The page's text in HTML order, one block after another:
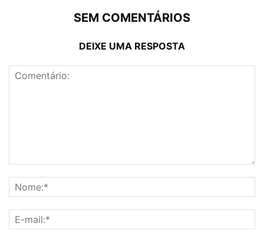
SEM COMENTÁRIOS
DEIXE UMA RESPOSTA